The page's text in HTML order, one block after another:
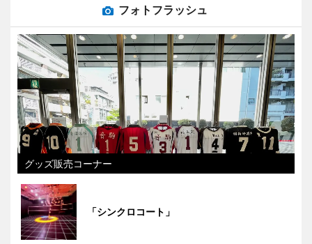
フォトフラッシュ
グッズ販売コーナー
「シンクロコート」